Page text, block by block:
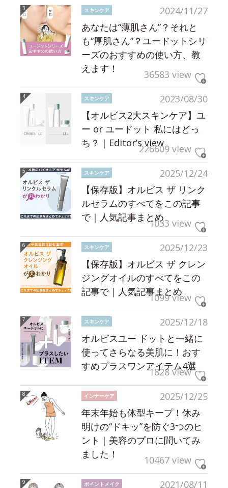
2024/11/27
スキンケア
あなたは“薄肌さん”？それと
も“厚肌さん”？ユードットシリ
ーズのおすすめの使い方、教
えます！
36583 view
2023/08/30
スキンケア
【オルビス2大スキンケア】ユ
ー or ユードット 私にはどっ
ち？｜Editor’s view226609 view
2025/12/24
スキンケア
【保存版】オルビス ザ リンク
ルセラムのすべてをこの記事
で｜人気記事まとめ1033 view
2025/12/23
スキンケア
【保存版】オルビス ザ クレン
ジングオイルのすべてをこの
記事で｜人気記事まとめ
1099 view
2025/12/18
スキンケア
オルビスユー ドットと一緒に
使ってさらなる美肌に！おす
すめプラスワンアイテム4選
1828 view
2025/12/25
インナーケア
年末年始も体型キープ！休み
明けの“ドキッ”を防ぐ3つのヒ
ント｜美容のプロに聞いてみ
ました！
10467 view
2021/08/11
ポイントメイク